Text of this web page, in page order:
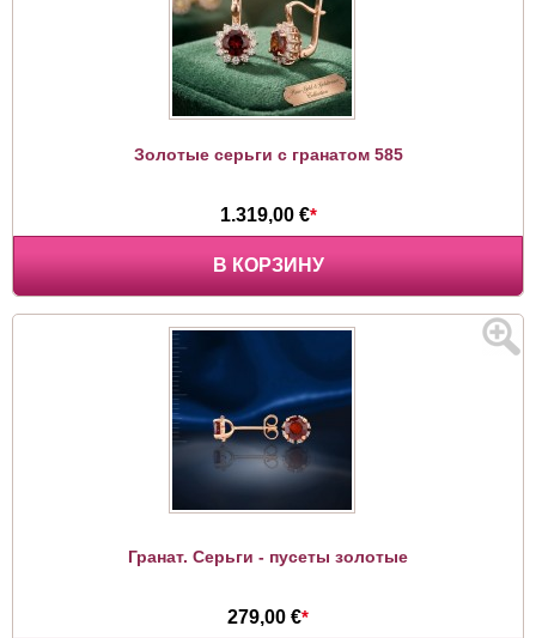
Золотые серьги с гранатом 585
1.319,00 €*
В КОРЗИНУ
Гранат. Серьги - пусеты золотые
279,00 €*